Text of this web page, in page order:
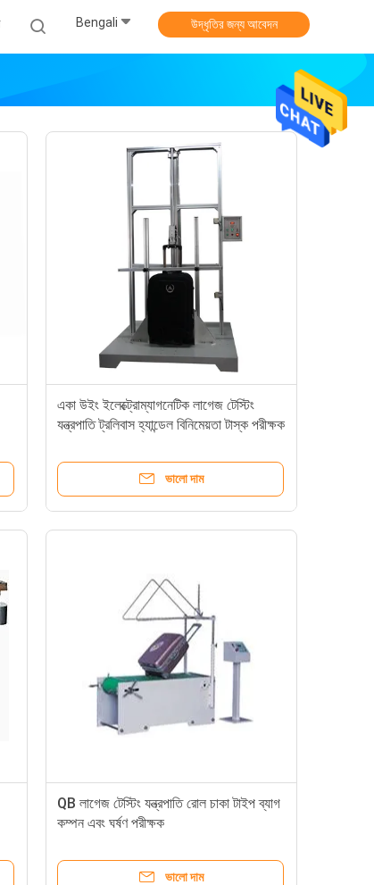
Bengali উদ্ধৃতির জন্য আবেদন
একা উইং ইলেক্ট্রোম্যাগনেটিক লাগেজ টেস্টিং
যন্ত্রপাতি ট্রলিবাস হ্যান্ডেল বিনিমেয়তা টাস্ক পরীক্ষক
ভালো দাম
QB লাগেজ টেস্টিং যন্ত্রপাতি রোল চাকা টাইপ ব্যাগ
কম্পন এবং ঘর্ষণ পরীক্ষক
ভালো দাম